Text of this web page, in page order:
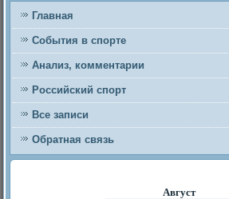
Главная
События в спорте
Анализ, комментарии
Российский спорт
Все записи
Обратная связь
Август